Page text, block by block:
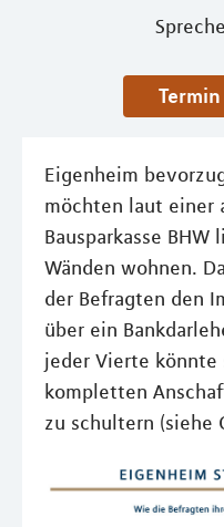
Eigenheim
möchten laut einer
Bausparkasse
Wänden wohnen.
der Befragten den
über ein
jeder Vierte könnte
kompletten
zu schultern (siehe